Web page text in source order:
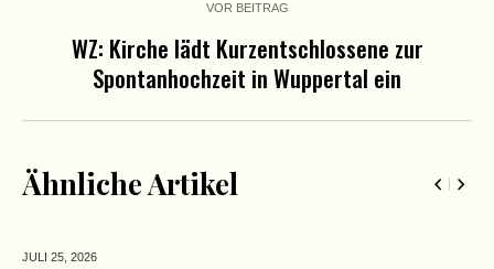
VOR BEITRAG
WZ: Kirche lädt Kurzentschlossene zur
Spontanhochzeit in Wuppertal ein
Ähnliche Artikel
JULI 25, 2026